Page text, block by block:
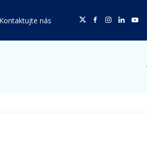
Kontaktujte nás TwitterFacebook
Facebook